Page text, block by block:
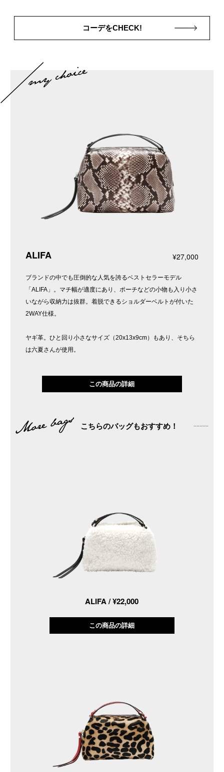
コーデをCHECK!
ALIFA ¥27,000
ブランドの中でも圧倒的な人気を誇るベストセラーモデル
「ALIFA」。マチ幅が適度にあり、ポーチなどの小物も入り小さ
いながら収納力は抜群。着脱できるショルダーベルトが付いた
2WAY仕様。
ヤギ革。ひと回り小さなサイズ（20x13x9cm）もあり、そちら
は六夏さんが使用。
この商品の詳細
こちらのバッグもおすすめ！
ALIFA / ¥22,000
この商品の詳細